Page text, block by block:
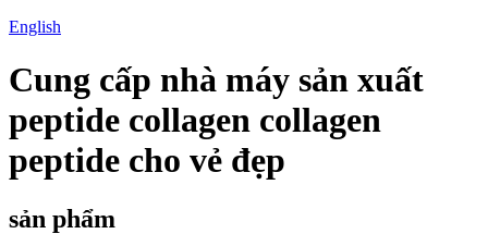
English
Cung cấp nhà máy sản xuất
peptide collagen collagen
peptide cho vẻ đẹp
sản phẩm